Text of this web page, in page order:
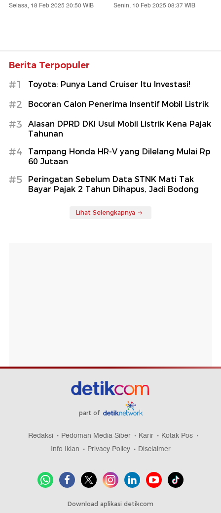
Selasa, 18 Feb 2025 20:50 WIB Senin, 10 Feb 2025 08:37 WIB
Berita Terpopuler
#1 Toyota: Punya Land Cruiser Itu Investasi!
#2 Bocoran Calon Penerima Insentif Mobil Listrik
#3
Alasan DPRD DKI Usul Mobil Listrik Kena Pajak
Tahunan
#4
Tampang Honda HR-V yang Dilelang Mulai Rp
60 Jutaan
#5
Peringatan Sebelum Data STNK Mati Tak
Bayar Pajak 2 Tahun Dihapus, Jadi Bodong
Lihat Selengkapnya
part of
Redaksi Pedoman Media Siber Karir
Kotak Pos
Info Iklan
Privacy Policy Disclaimer
Download aplikasi detikcom